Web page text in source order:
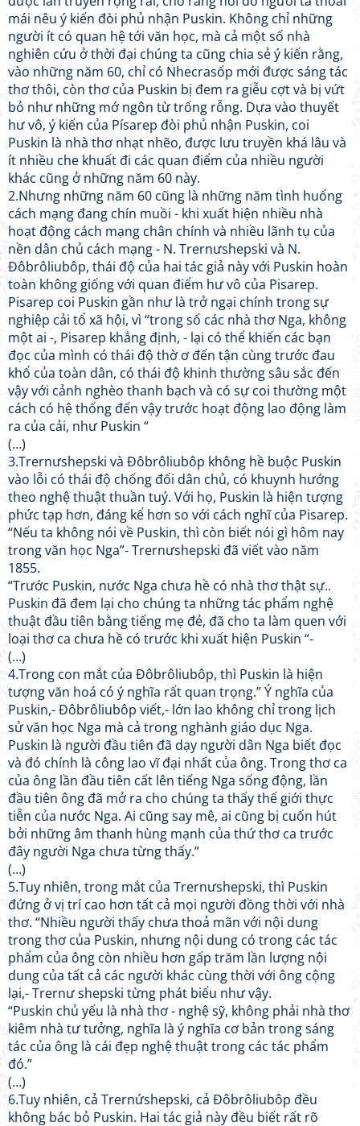
mái nêu ý kiến đòi phủ nhận Puskin. Không chỉ những
người ít có quan hệ tới văn học, mà cả một số nhà
nghiên cứu ở thời đại chúng ta cũng chia sẻ ý kiến rằng,
vào những năm 60, chỉ có Nhecrasốp mới được sáng tác
thơ thôi, còn thơ của Puskin bị đem ra giễu cợt và bị vứt
bỏ như những mớ ngôn từ trống rỗng. Dựa vào thuyết
hư vô, ý kiến của Písarep đòi phủ nhận Puskin, coi
Puskin là nhà thơ nhạt nhẽo, được lưu truyền khá lâu và
ít nhiều che khuất đi các quan điểm của nhiều người
khác cũng ở những năm 60 này.
2.Nhưng những năm 60 cũng là những năm tình huống
cách mạng đang chín muồi - khi xuất hiện nhiều nhà
hoạt động cách mạng chân chính và nhiều lãnh tụ của
nền dân chủ cách mạng - N. Trernưshepski và N.
Đôbrôliubôp, thái độ của hai tác giả này với Puskin hoàn
toàn không giống với quan điểm hư vô của Pisarep.
Pisarep coi Puskin gần như là trở ngại chính trong sự
nghiệp cải tổ xã hội, vì “trong số các nhà thơ Nga, không
một ai -, Pisarep khẳng định, - lại có thể khiến các bạn
đọc của mình có thái độ thờ ơ đến tận cùng trước đau
khổ của toàn dân, có thái độ khinh thường sâu sắc đến
vậy với cảnh nghèo thanh bạch và có sự coi thường một
cách có hệ thống đến vậy trước hoạt động lao động làm
ra của cải, như Puskin “
(…)
3.Trernưshepski và Đôbrôliubôp không hề buộc Puskin
vào lỗi có thái độ chống đối dân chủ, có khuynh hướng
theo nghệ thuật thuần tuý. Với họ, Puskin là hiện tượng
phức tạp hơn, đáng kể hơn so với cách nghĩ của Pisarep.
“Nếu ta không nói về Puskin, thì còn biết nói gì hôm nay
trong văn học Nga”- Trernưshepski đã viết vào năm
1855.
“Trước Puskin, nước Nga chưa hề có nhà thơ thật sự..
Puskin đã đem lại cho chúng ta những tác phẩm nghệ
thuật đầu tiên bằng tiếng mẹ đẻ, đã cho ta làm quen với
loại thơ ca chưa hề có trước khi xuất hiện Puskin “-
(…)
4.Trong con mắt của Đôbrôliubôp, thì Puskin là hiện
tượng văn hoá có ý nghĩa rất quan trọng.” Ý nghĩa của
Puskin,- Đôbrôliubôp viết,- lớn lao không chỉ trong lịch
sử văn học Nga mà cả trong nghành giáo dục Nga.
Puskin là người đầu tiên đã dạy người dân Nga biết đọc
và đó chính là công lao vĩ đại nhất của ông. Trong thơ ca
của ông lần đầu tiên cất lên tiếng Nga sống động, lần
đầu tiên ông đã mở ra cho chúng ta thấy thế giới thực
tiễn của nước Nga. Ai cũng say mê, ai cũng bị cuốn hút
bởi những âm thanh hùng mạnh của thứ thơ ca trước
đây người Nga chưa từng thấy.”
(…)
5.Tuy nhiên, trong mắt của Trernưshepski, thì Puskin
đứng ở vị trí cao hơn tất cả mọi người đồng thời với nhà
thơ. “Nhiều người thấy chưa thoả mãn với nội dung
trong thơ của Puskin, nhưng nội dung có trong các tác
phẩm của ông còn nhiều hơn gấp trăm lần lượng nội
dung của tất cả các người khác cùng thời với ông cộng
lại,- Trernư shepski từng phát biểu như vậy.
“Puskin chủ yếu là nhà thơ - nghệ sỹ, không phải nhà thơ
kiêm nhà tư tưởng, nghĩa là ý nghĩa cơ bản trong sáng
tác của ông là cái đẹp nghệ thuật trong các tác phẩm
đó.”
(…)
6.Tuy nhiên, cả Trernứshepski, cả Đôbrôliubôp đều
không bác bỏ Puskin. Hai tác giả này đều biết rất rõ